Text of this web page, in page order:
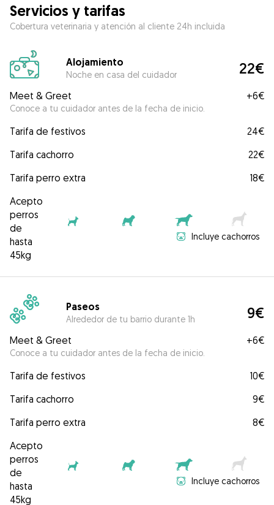
Servicios y tarifas
Cobertura veterinaria y atención al cliente 24h incluida
Alojamiento
Noche en casa del cuidador 22€
Meet & Greet
Conoce a tu cuidador antes de la fecha de inicio.
+6€
Tarifa de festivos
24€
Tarifa cachorro
22€
Tarifa perro extra
18€
Acepto
perros
de
hasta
45kg
Incluye cachorros
Paseos
Alrededor de tu barrio durante 1h 9€
Meet & Greet
Conoce a tu cuidador antes de la fecha de inicio.
+6€
Tarifa de festivos
10€
Tarifa cachorro
9€
Tarifa perro extra
8€
Acepto
perros
de
hasta
45kg
Incluye cachorros